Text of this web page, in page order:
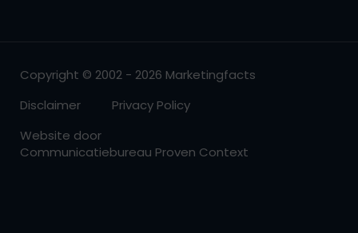
Copyright © 2002 - 2026 Marketingfacts
Disclaimer
Privacy Policy
Website door
Communicatiebureau Proven Context